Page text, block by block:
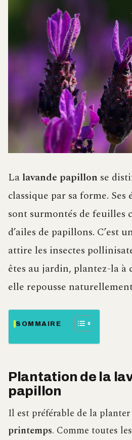
Lalavande papillon se
classique par sa forme.
sont surmontés de feuilles
d’ailes de papillons. C’est
attire les insectes
êtes au jardin, plantez-la à
elle repousse
SOMMAIRE
Plantation de la
papillon
Il est préférable de la planter
printemps. Comme toutes